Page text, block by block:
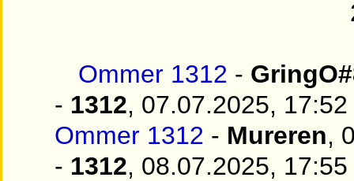
Ommer 1312 -
- 1312, 07.07.2025, 17:52
Ommer 1312 - Mureren,
- 1312, 08.07.2025, 17:55